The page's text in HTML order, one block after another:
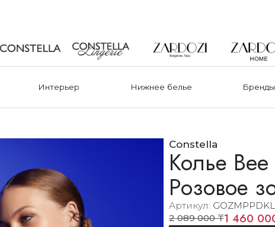
Интерьер Нижнее белье Бренды
Constella
Колье
Розовое
Артикул GOZMPPDKL
2 089 000 ₸1 460